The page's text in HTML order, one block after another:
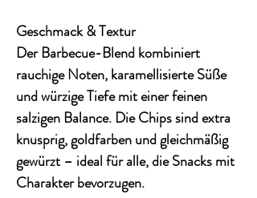
Geschmack & Textur
Der Barbecue-Blend kombiniert
rauchige Noten,karamellisierte Süße
undwürzige Tiefemit einer feinen
salzigen Balance. Die Chips sindextra
knusprig, goldfarben und gleichmäßig
gewürzt – ideal für alle, die Snacks mit
Charakter bevorzugen.